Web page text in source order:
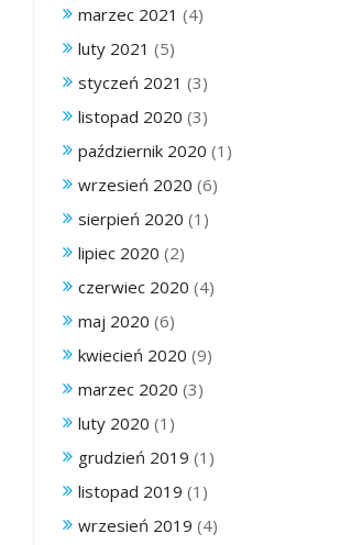
marzec 2021 (4)
luty 2021 (5)
styczeń 2021 (3)
listopad 2020 (3)
październik 2020 (1)
wrzesień 2020 (6)
sierpień 2020 (1)
lipiec 2020 (2)
czerwiec 2020 (4)
maj 2020 (6)
kwiecień 2020 (9)
marzec 2020 (3)
luty 2020 (1)
grudzień 2019 (1)
listopad 2019 (1)
wrzesień 2019 (4)